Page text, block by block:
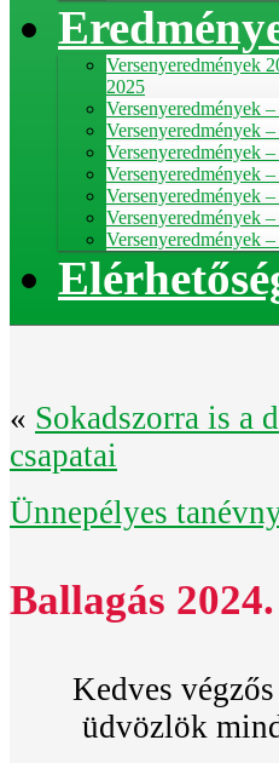
Versenyeredmények
2025
Versenyeredmények –
Versenyeredmények
Versenyeredmények
Versenyeredmények
Versenyeredmények
Versenyeredmények
Versenyeredmények
« Sokadszorra is a
csapatai
Ünnepélyes
Ballagás 2024.
Kedves
üdvözlök